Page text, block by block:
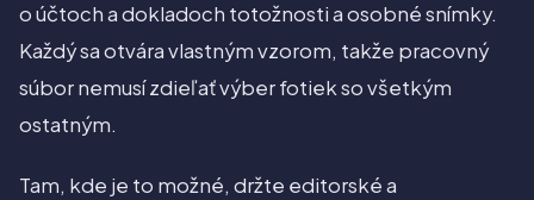
o účtoch a dokladoch totožnosti a osobné snímky.
Každý sa otvára vlastným vzorom, takže pracovný
súbor nemusí zdieľať výber fotiek so všetkým
ostatným.
Tam, kde je to možné, držte editorské a